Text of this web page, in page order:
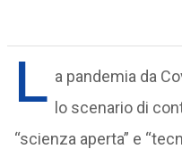
L a pandemia da
lo scenario di
“scienza aperta” e